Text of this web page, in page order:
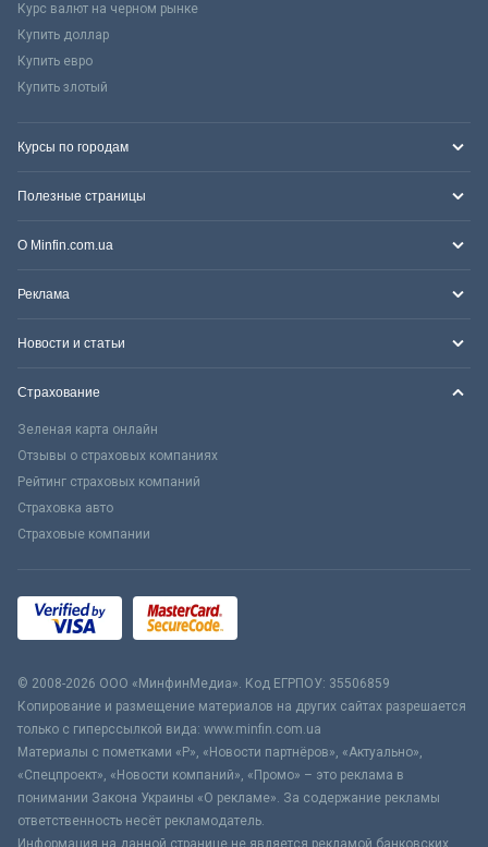
Курс валют на черном рынке
Купить доллар
Купить евро
Купить злотый
Курсы по городам
Полезные страницы
О Minfin.com.ua
Реклама
Новости и статьи
Страхование
Зеленая карта онлайн
Отзывы о страховых компаниях
Рейтинг страховых компаний
Страховка авто
Страховые компании
© 2008-2026 ООО «МинфинМедиа». Код ЕГРПОУ: 35506859
Копирование и размещение материалов на других сайтах разрешается
только с гиперссылкой вида: www.minfin.com.ua
Материалы с пометками «Р», «Новости партнёров», «Актуально»,
«Спецпроект», «Новости компаний», «Промо» – это реклама в
понимании Закона Украины «О рекламе». За содержание рекламы
ответственность несёт рекламодатель.
Информация на данной странице не является рекламой банковских